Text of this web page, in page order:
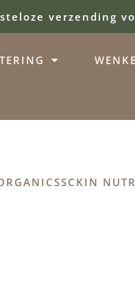
verzending
SCKIN